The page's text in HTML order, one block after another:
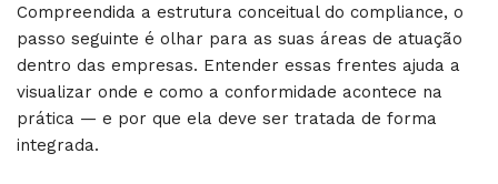
Compreendida a estrutura conceitual do compliance, o
passo seguinte é olhar para as suas áreas de atuação
dentro das empresas. Entender essas frentes ajuda a
visualizar onde e como a conformidade acontece na
prática — e por que ela deve ser tratada de forma
integrada.